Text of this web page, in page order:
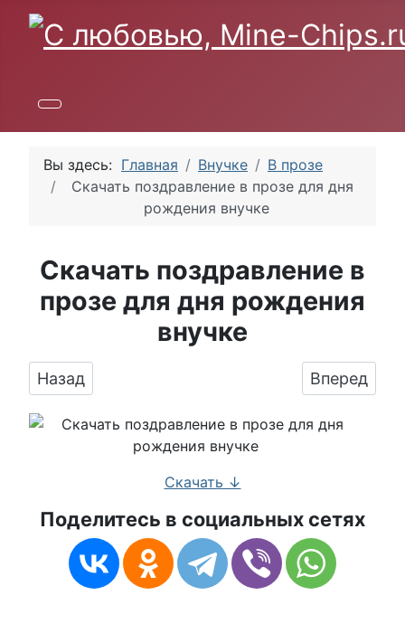
Вы здесь: Главная Внучке
В прозе
Скачать поздравление в прозе для дня
рождения внучке
Скачать поздравление в
прозе для дня рождения
внучке
Предыдущий: Яркая картинка с Днюхой
Назад Вперед
Скачать ↓
Поделитесь в социальных сетях